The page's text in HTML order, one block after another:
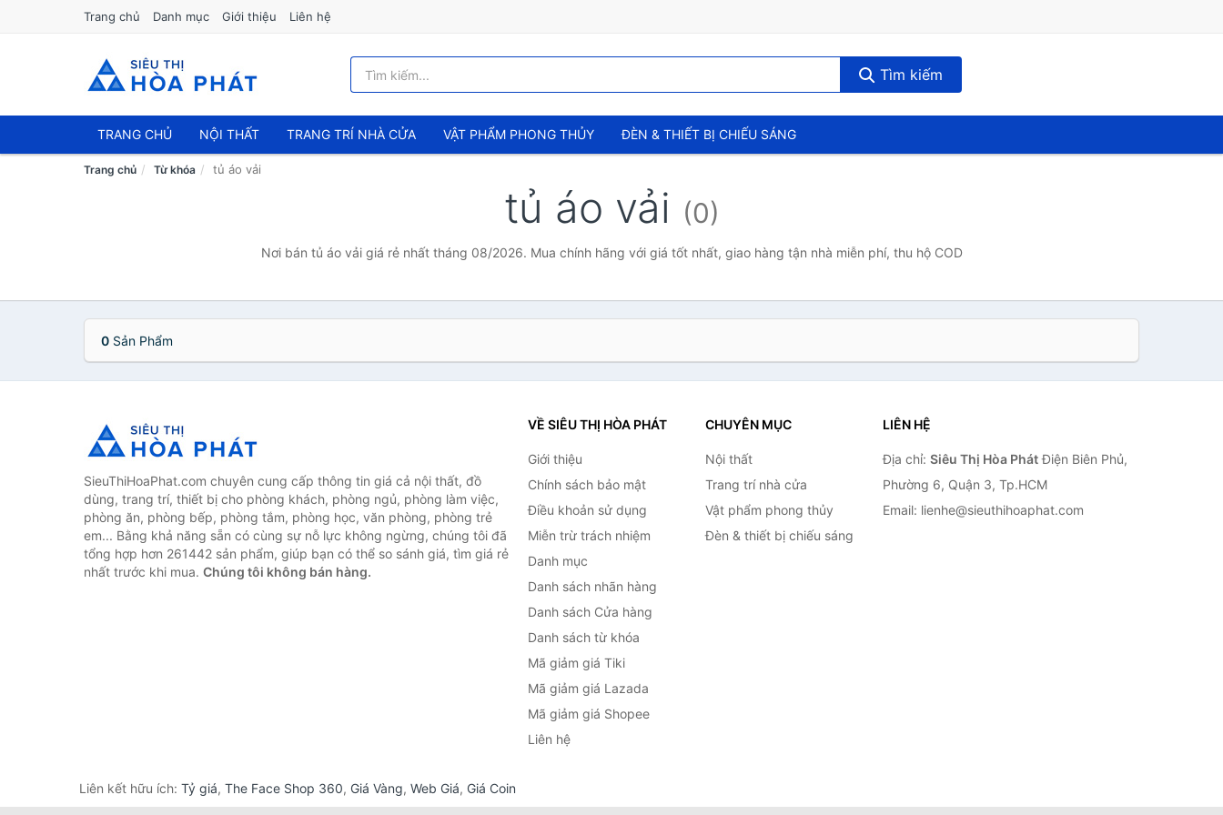
Trang chủ Danh mục Giới thiệu Liên hệ
Tìm kiếm
TRANG CHỦ NỘI THẤT TRANG TRÍ NHÀ CỬA VẬT PHẨM PHONG THỦY ĐÈN & THIẾT BỊ CHIẾU SÁNG
Trang chủ Từ khóa tủ áo vải
tủ áo vải (0)
Nơi bán tủ áo vải giá rẻ nhất tháng 08/2026. Mua chính hãng với giá tốt nhất, giao hàng tận nhà miễn phí, thu hộ COD
0 Sản Phẩm
SieuThiHoaPhat.com chuyên cung cấp thông tin giá cả nội thất, đồ
dùng, trang trí, thiết bị cho phòng khách, phòng ngủ, phòng làm việc,
phòng ăn, phòng bếp, phòng tắm, phòng học, văn phòng, phòng trẻ
em... Bằng khả năng sẵn có cùng sự nỗ lực không ngừng, chúng tôi đã
tổng hợp hơn 261442 sản phẩm, giúp bạn có thể so sánh giá, tìm giá rẻ
nhất trước khi mua. Chúng tôi không bán hàng.
VỀ SIÊU THỊ HÒA PHÁT
Giới thiệu
Chính sách bảo mật
Điều khoản sử dụng
Miễn trừ trách nhiệm
Danh mục
Danh sách nhãn hàng
Danh sách Cửa hàng
Danh sách từ khóa
Mã giảm giá Tiki
Mã giảm giá Lazada
Mã giảm giá Shopee
Liên hệ
CHUYÊN MỤC
Nội thất
Trang trí nhà cửa
Vật phẩm phong thủy
Đèn & thiết bị chiếu sáng
LIÊN HỆ
Địa chỉ: Siêu Thị Hòa PhátĐiện Biên Phủ,
Phường 6, Quận 3, Tp.HCM
Email: lienhe@sieuthihoaphat.com
Liên kết hữu ích: Tỷ giá, The Face Shop 360, Giá Vàng, Web Giá, Giá Coin